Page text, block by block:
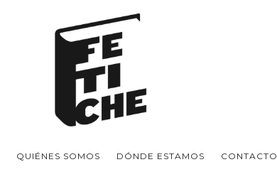
QUIÉNES SOMOS DÓNDE ESTAMOS CONTACTO